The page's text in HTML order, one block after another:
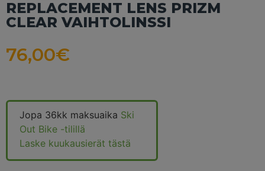
REPLACEMENT LENS PRIZM
CLEAR VAIHTOLINSSI
76,00€
Jopa 36kk maksuaika Ski
Out Bike -tilillä
Laske kuukausierät tästä